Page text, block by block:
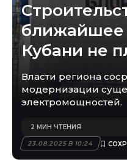
ближайшее
Кубани не
Власти региона
модернизации
электромощностей.
23.08.2025 В 10:24
2 МИН ЧТЕНИЯ